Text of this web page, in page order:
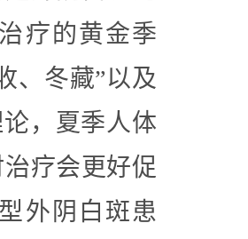
疗的黄金季
、冬藏”以及
，夏季人体
疗会更好促
外阴白斑患